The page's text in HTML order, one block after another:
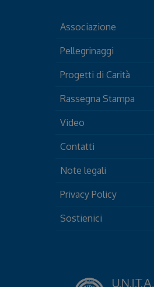
Associazione
Pellegrinaggi
Progetti di Carità
Rassegna Stampa
Video
Contatti
Note legali
Privacy Policy
Sostienici